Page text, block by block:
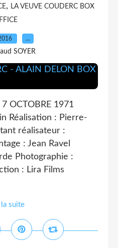
, LA VEUVE COUDERC BOX
…
SOYER
7 OCTOBRE 1971
Réalisation : Pierre-
réalisateur :
: Jean Ravel
Photographie :
: Lira Films
la suite